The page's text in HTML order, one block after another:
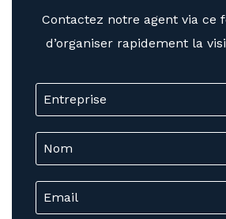
Contactez notre agent via ce
d’organiser rapidement la